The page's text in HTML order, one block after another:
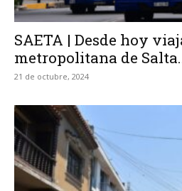
SAETA | Desde hoy
metropolitana de
21 de octubre, 2024